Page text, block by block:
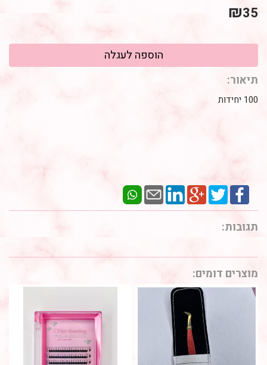
₪35
תיאור:
100 יחידות
תגובות:
מוצרים דומים: